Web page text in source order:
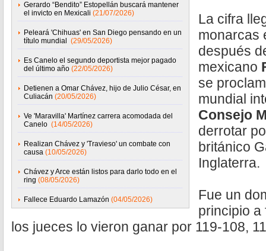
Gerardo “Bendito” Estopellán buscará mantener
el invicto en Mexicali (21/07/2026)
Peleará 'Chihuas' en San Diego pensando en un
título mundial
(29/05/2026)
Es Canelo el segundo deportista mejor pagado
del último año (22/05/2026)
Detienen a Omar Chávez, hijo de Julio César, en
Culiacán (20/05/2026)
Ve 'Maravilla' Martínez carrera acomodada del
Canelo (14/05/2026)
Realizan Chávez y 'Travieso' un combate con
causa (10/05/2026)
Chávez y Arce están listos para darlo todo en el
ring (08/05/2026)
Fallece Eduardo Lamazón (04/05/2026)
La cifra
monarcas
después
mexicano
se
mundial
Consejo
derrotar
británico
Inglaterra.
Fue un
principio a
los jueces lo vieron ganar por 119-108,